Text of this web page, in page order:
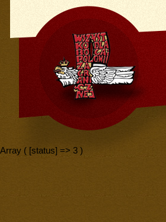
Array ( [status] => 3 )